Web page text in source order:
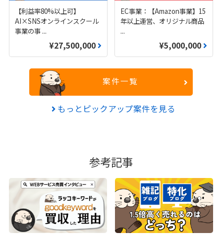
【利益率80%以上可】
AI×SNSオンラインスクール
事業の事 ...
¥27,500,000
EC事業：【Amazon事業】15
年以上運営、オリジナル商品
...
¥5,000,000
案件一覧
もっとピックアップ案件を見る
参考記事